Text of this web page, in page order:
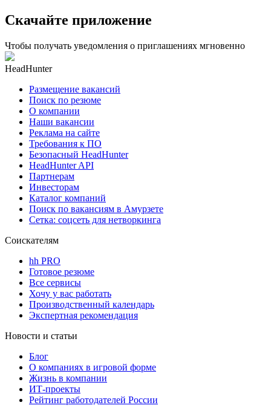
Скачайте приложение
Чтобы получать уведомления о приглашениях мгновенно
HeadHunter
Размещение вакансий
Поиск по резюме
О компании
Наши вакансии
Реклама на сайте
Требования к ПО
Безопасный HeadHunter
HeadHunter API
Партнерам
Инвесторам
Каталог компаний
Поиск по вакансиям в Амурзете
Сетка: соцсеть для нетворкинга
Соискателям
hh PRO
Готовое резюме
Все сервисы
Хочу у вас работать
Производственный календарь
Экспертная рекомендация
Новости и статьи
Блог
О компаниях в игровой форме
Жизнь в компании
ИТ-проекты
Рейтинг работодателей России